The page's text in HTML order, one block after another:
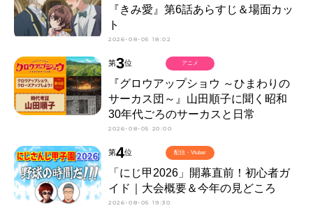
『きみ愛』第6話あらすじ＆場面カッ
ト
2026-08-05 18:02
第3位
『グロウアップショウ ～ひまわりの
サーカス団～』山田順子に聞く昭和
30年代ごろのサーカスと日常
2026-08-05 20:00
アニメ
第4位
「にじ甲2026」開幕直前！初心者ガ
イド｜大会概要＆今年の見どころ
2026-08-05 19:30
配信・Vtuber